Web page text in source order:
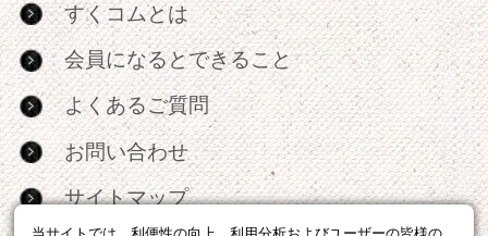
すくコムとは
会員になるとできること
よくあるご質問
お問い合わせ
サイトマップ